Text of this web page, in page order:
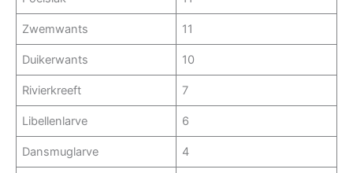
Zwemwants 11
Duikerwants 10
Rivierkreeft 7
Libellenlarve 6
Dansmuglarve 4